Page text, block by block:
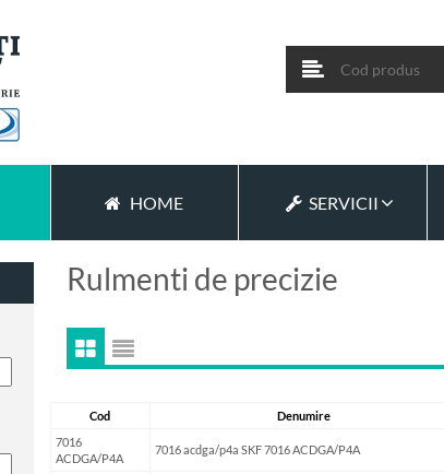
HOME SERVICII
Rulmenti de precizie
Cod Denumire
7016
ACDGA/P4A
7016 acdga/p4a SKF 7016 ACDGA/P4A